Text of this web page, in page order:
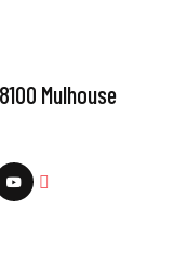
Mulhouse